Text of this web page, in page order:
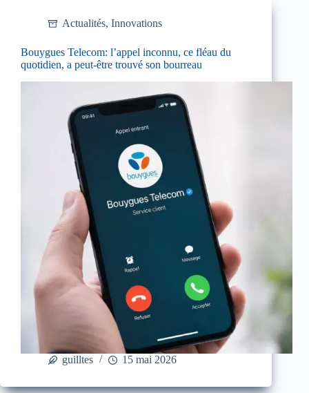
Actualités, Innovations
Bouygues Telecom: l’appel inconnu, ce fléau du
quotidien, a peut-être trouvé son bourreau
guilltes 15 mai 2026